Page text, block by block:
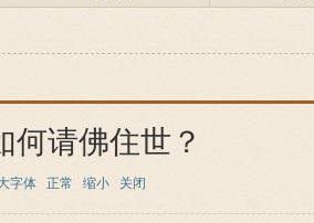
何请佛住世？
字体 正常 缩小 关闭